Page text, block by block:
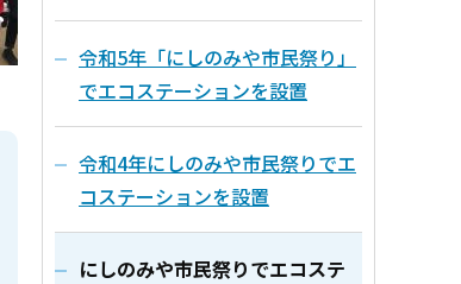
令和5年「にしのみや市民祭り」
でエコステーションを設置
令和4年にしのみや市民祭りでエ
コステーションを設置
にしのみや市民祭りでエコステ